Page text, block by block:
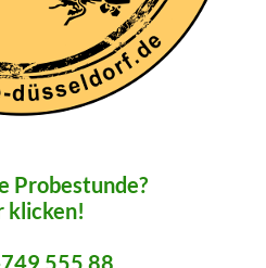
Probestunde?
klicken!
555 88